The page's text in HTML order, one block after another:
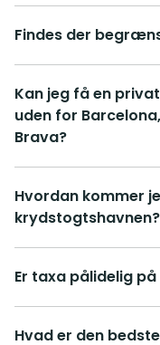
Findes der
Kan jeg få en
uden for
Brava?
Hvordan kommer
krydstogtshavnen?
Er taxa pålidelig
Hvad er den